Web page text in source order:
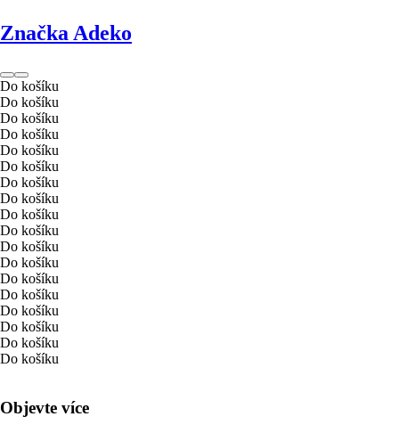
Značka Adeko
Do košíku
Do košíku
Do košíku
Do košíku
Do košíku
Do košíku
Do košíku
Do košíku
Do košíku
Do košíku
Do košíku
Do košíku
Do košíku
Do košíku
Do košíku
Do košíku
Do košíku
Do košíku
Objevte více